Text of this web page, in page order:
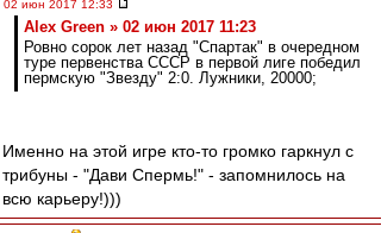
02 июн 2017 12:33
Alex Green » 02 июн 2017 11:23
Ровно сорок лет назад "Спартак" в очередном
туре первенства СССР в первой лиге победил
пермскую "Звезду" 2:0. Лужники, 20000;
Именно на этой игре кто-то громко гаркнул с
трибуны - "Дави Спермь!" - запомнилось на
всю карьеру!)))